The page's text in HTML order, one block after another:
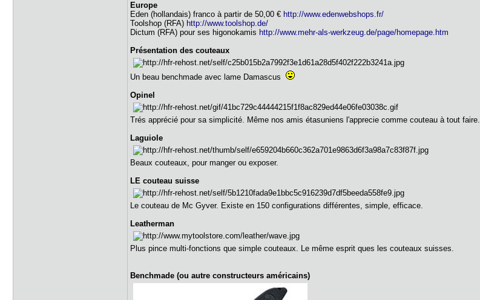
Europe
Eden (hollandais) franco à partir de 50,00 € http://www.edenwebshops.fr/
Toolshop (RFA) http://www.toolshop.de/
Dictum (RFA) pour ses higonokamis http://www.mehr-als-werkzeug.de/page/homepage.htm
Présentation des couteaux
Un beau benchmade avec lame Damascus
Opinel
Trés apprécié pour sa simplicité. Même nos amis étasuniens l'apprecie comme couteau à tout faire.
Laguiole
Beaux couteaux, pour manger ou exposer.
LE couteau suisse
Le couteau de Mc Gyver. Existe en 150 configurations différentes, simple, efficace.
Leatherman
Plus pince multi-fonctions que simple couteaux. Le même esprit ques les couteaux suisses.
Benchmade (ou autre constructeurs américains)